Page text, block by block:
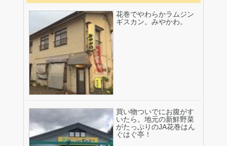
花巻でやわらかラムジン
ギスカン。みやかわ。
買い物ついでにお腹がす
いたら。地元の新鮮野菜
がたっぷりのJA花巻はん
ぐはぐ亭！